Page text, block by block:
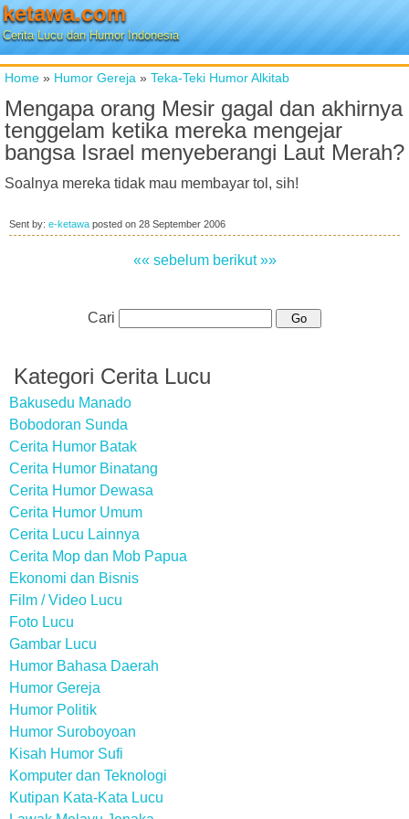
ketawa.com
Cerita Lucu dan Humor Indonesia
Home » Humor Gereja » Teka-Teki Humor Alkitab
Mengapa orang Mesir gagal dan akhirnya
tenggelam ketika mereka mengejar
bangsa Israel menyeberangi Laut Merah?
Soalnya mereka tidak mau membayar tol, sih!
Sent by: e-ketawa posted on 28 September 2006
«« sebelum berikut »»
Cari
Kategori Cerita Lucu
Bakusedu Manado
Bobodoran Sunda
Cerita Humor Batak
Cerita Humor Binatang
Cerita Humor Dewasa
Cerita Humor Umum
Cerita Lucu Lainnya
Cerita Mop dan Mob Papua
Ekonomi dan Bisnis
Film / Video Lucu
Foto Lucu
Gambar Lucu
Humor Bahasa Daerah
Humor Gereja
Humor Politik
Humor Suroboyoan
Kisah Humor Sufi
Komputer dan Teknologi
Kutipan Kata-Kata Lucu